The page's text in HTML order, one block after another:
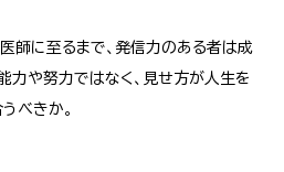
師に至るまで、発信力のある者は成
力や努力ではなく、見せ方が人生を
べきか。